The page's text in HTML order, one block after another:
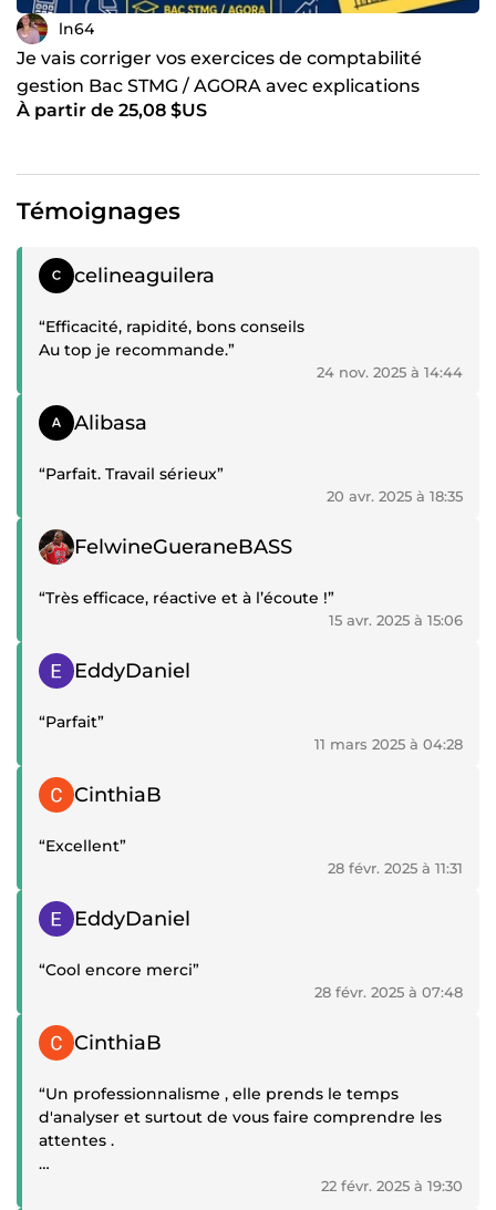
ln64
Je vais corriger vos exercices de comptabilité
gestion Bac STMG / AGORA avec explications
simples et rapides
À partir de 25,08 $US
Témoignages
Témoignage positif
celineaguilera
“Efficacité, rapidité, bons conseils
Au top je recommande.”
24 nov. 2025 à 14:44
Témoignage positif
Alibasa
“Parfait. Travail sérieux”
20 avr. 2025 à 18:35
Témoignage positif
FelwineGueraneBASS
“Très efficace, réactive et à l’écoute !”
15 avr. 2025 à 15:06
Témoignage positif
EddyDaniel
“Parfait”
11 mars 2025 à 04:28
Témoignage positif
CinthiaB
“Excellent”
28 févr. 2025 à 11:31
Témoignage positif
EddyDaniel
“Cool encore merci”
28 févr. 2025 à 07:48
Témoignage positif
CinthiaB
“Un professionnalisme , elle prends le temps
d'analyser et surtout de vous faire comprendre les
attentes .
22 févr. 2025 à 19:30